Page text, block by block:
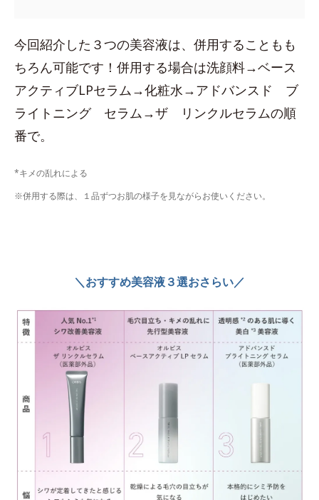
今回紹介した３つの美容液は、併用することもも
ちろん可能です！併用する場合は洗顔料→ベース
アクティブLPセラム→化粧水→アドバンスド ブ
ライトニング セラム→ザ リンクルセラムの順
番で。
*キメの乱れによる
※併用する際は、１品ずつお肌の様子を見ながらお使いください。
＼おすすめ美容液３選おさらい／